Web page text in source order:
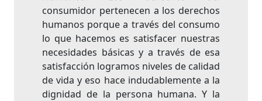
consumidor pertenecen a los derechos
humanos porque a través del consumo
lo que hacemos es satisfacer nuestras
necesidades básicas y a través de esa
satisfacción logramos niveles de calidad
de vida y eso hace indudablemente a la
dignidad de la persona humana. Y la